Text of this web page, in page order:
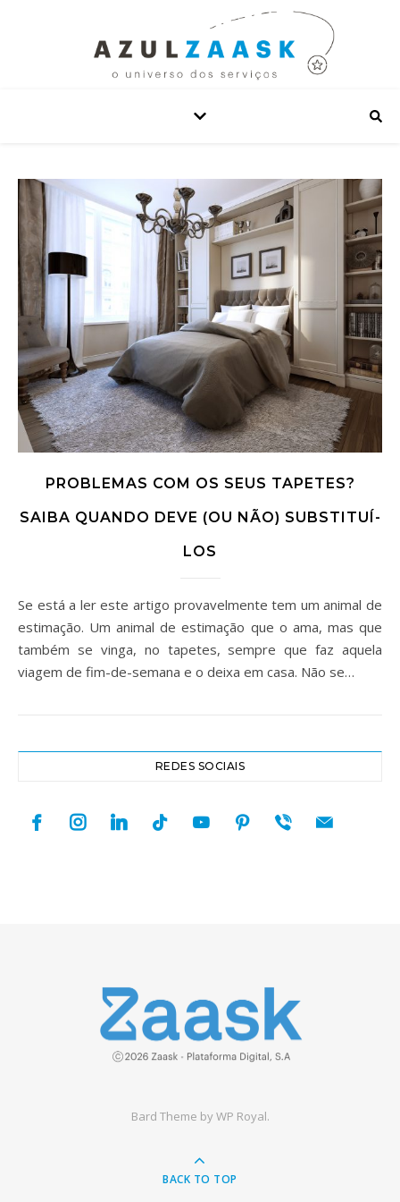
PROBLEMAS COM OS SEUS TAPETES?
SAIBA QUANDO DEVE (OU NÃO) SUBSTITUÍ-
LOS
Se está a ler este artigo provavelmente tem um animal de
estimação. Um animal de estimação que o ama, mas que
também se vinga, no tapetes, sempre que faz aquela
viagem de fim-de-semana e o deixa em casa. Não se…
REDES SOCIAIS
facebookinstagramlinkedintiktok youtubepinterest
viber mail
Bard Theme byWP Royal.
BACK TO TOP